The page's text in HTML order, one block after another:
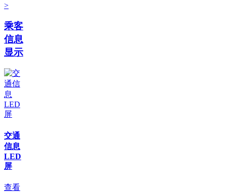
>
乘客
信息
显示
交通
信息
LED
屏
查看